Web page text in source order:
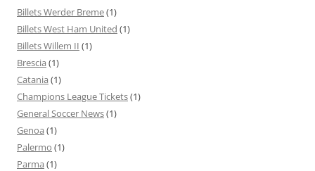
Billets Werder Breme(1)
Billets West Ham United (1)
Billets Willem II (1)
Brescia (1)
Catania (1)
Champions League Tickets(1)
General Soccer News(1)
Genoa (1)
Palermo (1)
Parma (1)